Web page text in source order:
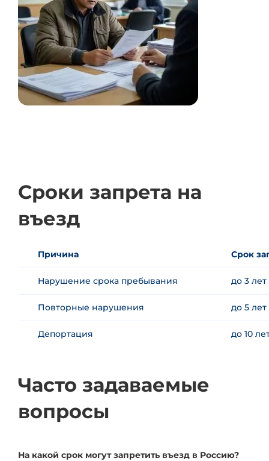
Сроки запрета на
въезд
Причина Срок
Нарушение срока пребывания до 3 лет
Повторные нарушения до 5 лет
Депортация до 10
Часто задаваемые
вопросы
На какой срок могут запретить въезд в Россию?